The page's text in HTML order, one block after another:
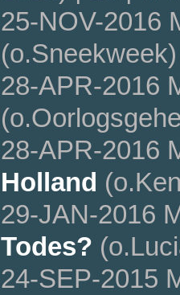
25-NOV-2016
28-APR-2016
28-APR-2016
Holland
29-JAN-2016
Todes?
24-SEP-2015